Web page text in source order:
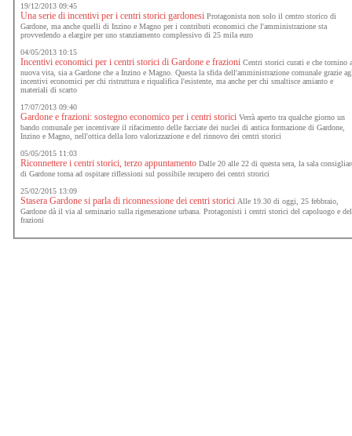
19/12/2013 09:45
Una serie di incentivi per i centri storici gardonesi Protagonista non solo il centro storico di
Gardone, ma anche quelli di Inzino e Magno per i contributi economici che l'amministrazione sta
provvedendo a elargire per uno stanziamento complessivo di 25 mila euro
04/05/2013 10:15
Incentivi economici per i centri storici di Gardone e frazioni Centri storici curati e che tornino
nuova vita, sia a Gardone che a Inzino e Magno. Questa la sfida dell'amministrazione comunale grazie
incentivi economici per chi ristruttura e riqualifica l'esistente, ma anche per chi smaltisce amianto e
materiali di scarto
17/07/2013 09:40
Gardone e frazioni: sostegno economico per i centri storici Verrà aperto tra qualche giorno un
bando comunale per incentivare il rifacimento delle facciate dei nuclei di antica formazione di Gardone,
Inzino e Magno, nell'ottica della loro valorizzazione e del rinnovo dei centri storici
05/05/2015 11:03
Riconnettere i centri storici, terzo appuntamento Dalle 20 alle 22 di questa sera, la sala
di Gardone torna ad ospitare riflessioni sul possibile recupero dei centri strorici
25/02/2015 13:09
Stasera Gardone si parla di riconnessione dei centri storici Alle 19.30 di oggi, 25 febbraio,
Gardone dà il via al seminario sulla rigenerazione urbana. Protagonisti i centri storici del capoluogo e
frazioni